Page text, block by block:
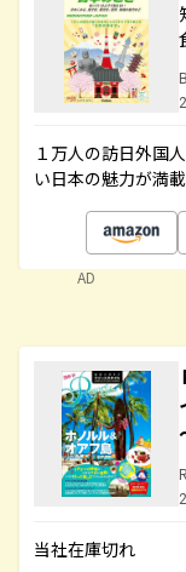
１万人の訪日外国
い日本の魅力が満
AD
当社在庫切れ